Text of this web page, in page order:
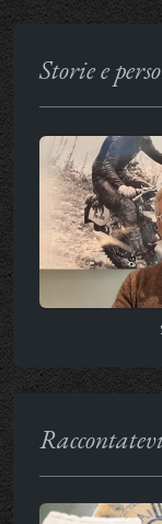
Storie e